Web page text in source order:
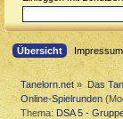
Übersicht Impressum
Tanelorn.net » Das
Online-Spielrunden
Thema:DSA 5 -